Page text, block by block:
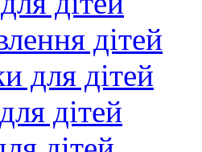
дітей
для дітей
дітей